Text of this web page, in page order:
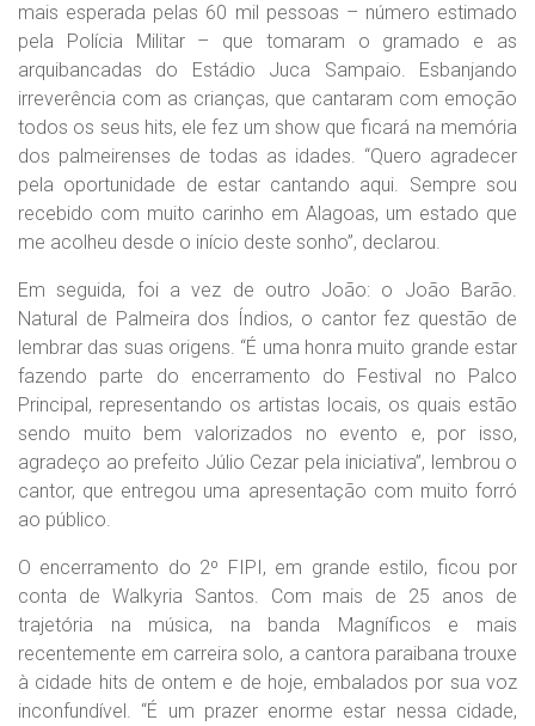
mais esperada pelas 60 mil pessoas – número estimado
pela Polícia Militar – que tomaram o gramado e as
arquibancadas do Estádio Juca Sampaio. Esbanjando
irreverência com as crianças, que cantaram com emoção
todos os seus hits, ele fez um show que ficará na memória
dos palmeirenses de todas as idades. “Quero agradecer
pela oportunidade de estar cantando aqui. Sempre sou
recebido com muito carinho em Alagoas, um estado que
me acolheu desde o início deste sonho”, declarou.
Em seguida, foi a vez de outro João: o João Barão.
Natural de Palmeira dos Índios, o cantor fez questão de
lembrar das suas origens. “É uma honra muito grande estar
fazendo parte do encerramento do Festival no Palco
Principal, representando os artistas locais, os quais estão
sendo muito bem valorizados no evento e, por isso,
agradeço ao prefeito Júlio Cezar pela iniciativa”, lembrou o
cantor, que entregou uma apresentação com muito forró
ao público.
O encerramento do 2º FIPI, em grande estilo, ficou por
conta de Walkyria Santos. Com mais de 25 anos de
trajetória na música, na banda Magníficos e mais
recentemente em carreira solo, a cantora paraibana trouxe
à cidade hits de ontem e de hoje, embalados por sua voz
inconfundível. “É um prazer enorme estar nessa cidade,